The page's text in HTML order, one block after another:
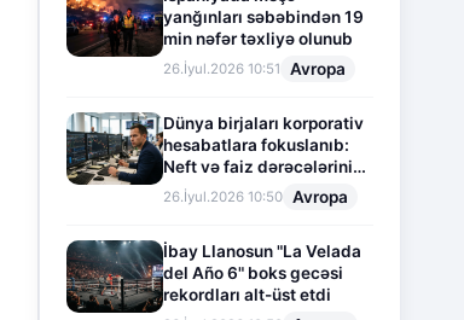
yanğınları səbəbindən 19
min nəfər təxliyə olunub
26.İyul.2026 10:51 Avropa
Dünya birjaları korporativ
hesabatlara fokuslanıb:
Neft və faiz dərəcələrinin
təsiri altında cari vəziyyət
26.İyul.2026 10:50 Avropa
İbay Llanosun "La Velada
del Año 6" boks gecəsi
rekordları alt-üst etdi